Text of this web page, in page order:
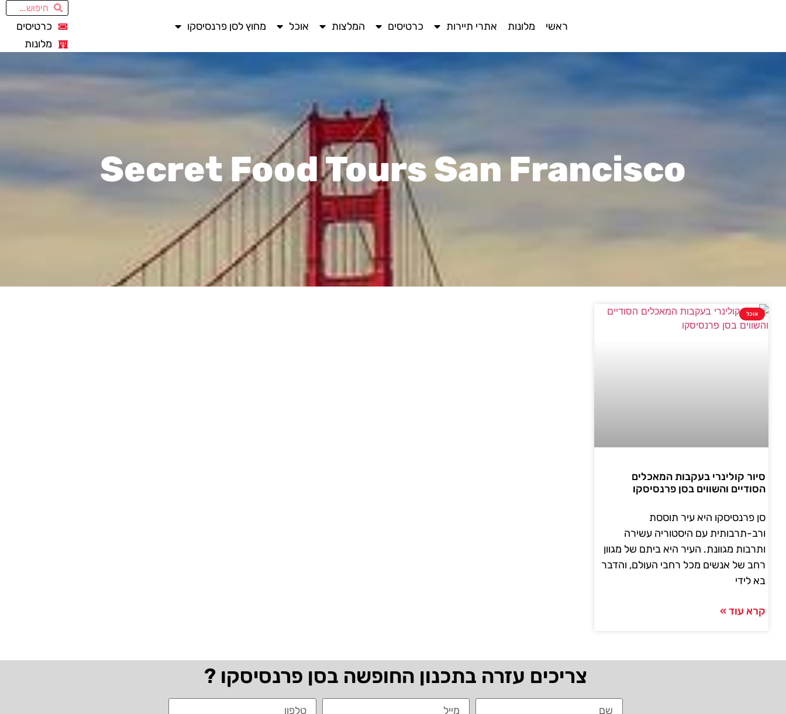
ראשי מלונות אתרי תיירות כרטיסים המלצות אוכל מחוץ לסן פרנסיסקו
כרטיסים
מלונות
Secret Food Tours San Francisco
אוכל
סיור קולינרי בעקבות המאכלים
הסודיים והשווים בסן פרנסיסקו
סן פרנסיסקו היא עיר תוססת
ורב-תרבותית עם היסטוריה עשירה
ותרבות מגוונת. העיר היא ביתם של מגוון
רחב של אנשים מכל רחבי העולם, והדבר
בא לידי
קרא עוד »
צריכים עזרה בתכנון החופשה בסן פרנסיסקו ?